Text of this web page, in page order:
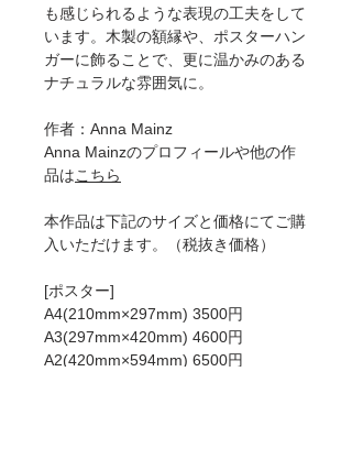
も感じられるような表現の工夫をして
います。木製の額縁や、ポスターハン
ガーに飾ることで、更に温かみのある
ナチュラルな雰囲気に。
作者：Anna Mainz
Anna Mainzのプロフィールや他の作
品はこちら
本作品は下記のサイズと価格にてご購
入いただけます。（税抜き価格）
[ポスター]
A4(210mm×297mm) 3500円
A3(297mm×420mm) 4600円
A2(420mm×594mm) 6500円